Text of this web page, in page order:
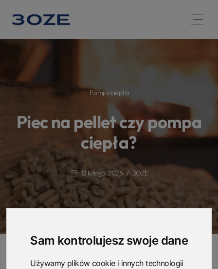
Sam kontrolujesz swoje dane
Używamy plików cookie i innych technologii
Open
Pompy ciepła
Piec na pellet czy pompa
ciepła?
12 lutego, 2026 3OZE